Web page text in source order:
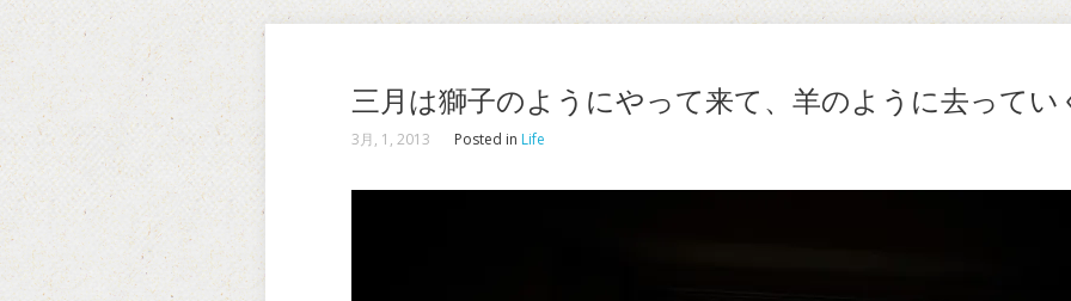
三月は獅子のようにやって来て、羊のように去ってい
3月, 1, 2013 Posted in Life